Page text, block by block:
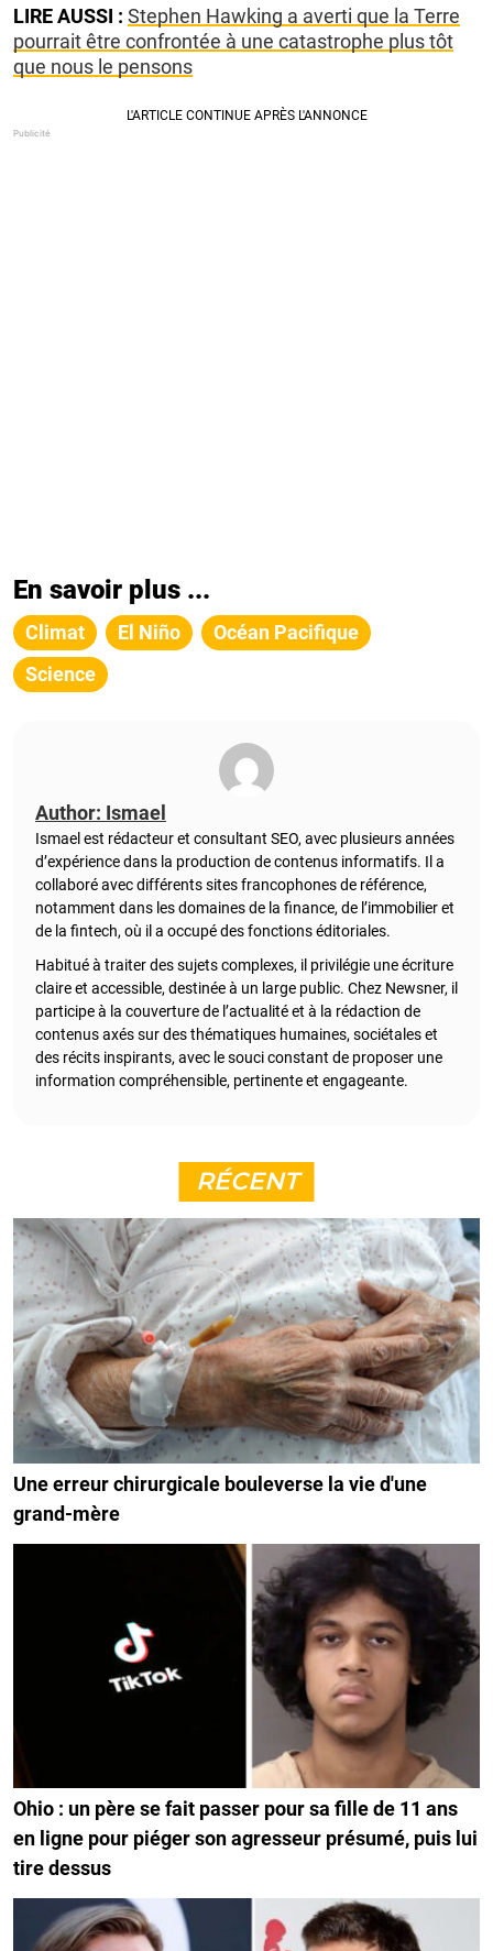
LIRE AUSSI : Stephen Hawking a averti que la Terre
pourrait être confrontée à une catastrophe plus tôt
que nous le pensons
En savoir plus ...
Climat El Niño
Océan Pacifique
Science
Author: Ismael
Ismael est rédacteur et consultant SEO, avec plusieurs années
d’expérience dans la production de contenus informatifs. Il a
collaboré avec différents sites francophones de référence,
notamment dans les domaines de la finance, de l’immobilier et
de la fintech, où il a occupé des fonctions éditoriales.
Habitué à traiter des sujets complexes, il privilégie une écriture
claire et accessible, destinée à un large public. Chez Newsner, il
participe à la couverture de l’actualité et à la rédaction de
contenus axés sur des thématiques humaines, sociétales et
des récits inspirants, avec le souci constant de proposer une
information compréhensible, pertinente et engageante.
RÉCENT
Une erreur chirurgicale bouleverse la vie d'une
grand-mère
Ohio : un père se fait passer pour sa fille de 11 ans
en ligne pour piéger son agresseur présumé, puis lui
tire dessus